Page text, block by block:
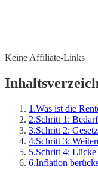
Keine Affiliate-Links
1 .Was ist die
2.Schritt 1:
3.Schritt 2:
4.Schritt 3:
5.Schritt 4: Lücke
6.Inflation